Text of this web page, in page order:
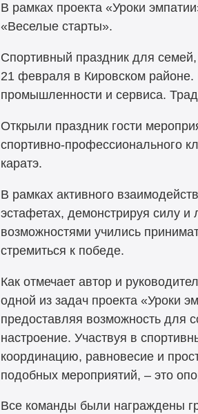
В рамках проекта «Уроки
«Веселые старты».
Спортивный праздник для
21 февраля в Кировском районе.
промышленности и сервиса.
Открыли праздник гости
спортивно-профессионального
каратэ.
В рамках активного
эстафетах, демонстрируя силу
возможностями учились
стремиться к победе.
Как отмечает автор и
одной из задач проекта «Уроки
предоставляя возможность для
настроение. Участвуя в
координацию, равновесие и
подобных мероприятий, – это
Все команды были награждены